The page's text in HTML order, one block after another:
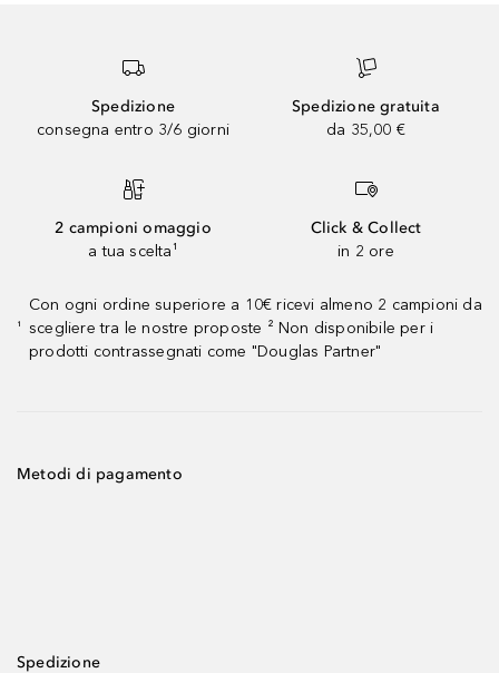
Spedizione
consegna entro 3/6 giorni
Spedizione gratuita
da 35,00 €
2 campioni omaggio
a tua scelta¹
Click & Collect
in 2 ore
¹
Con ogni ordine superiore a 10€ ricevi almeno 2 campioni da
scegliere tra le nostre proposte ² Non disponibile per i
prodotti contrassegnati come "Douglas Partner"
Metodi di pagamento
Spedizione